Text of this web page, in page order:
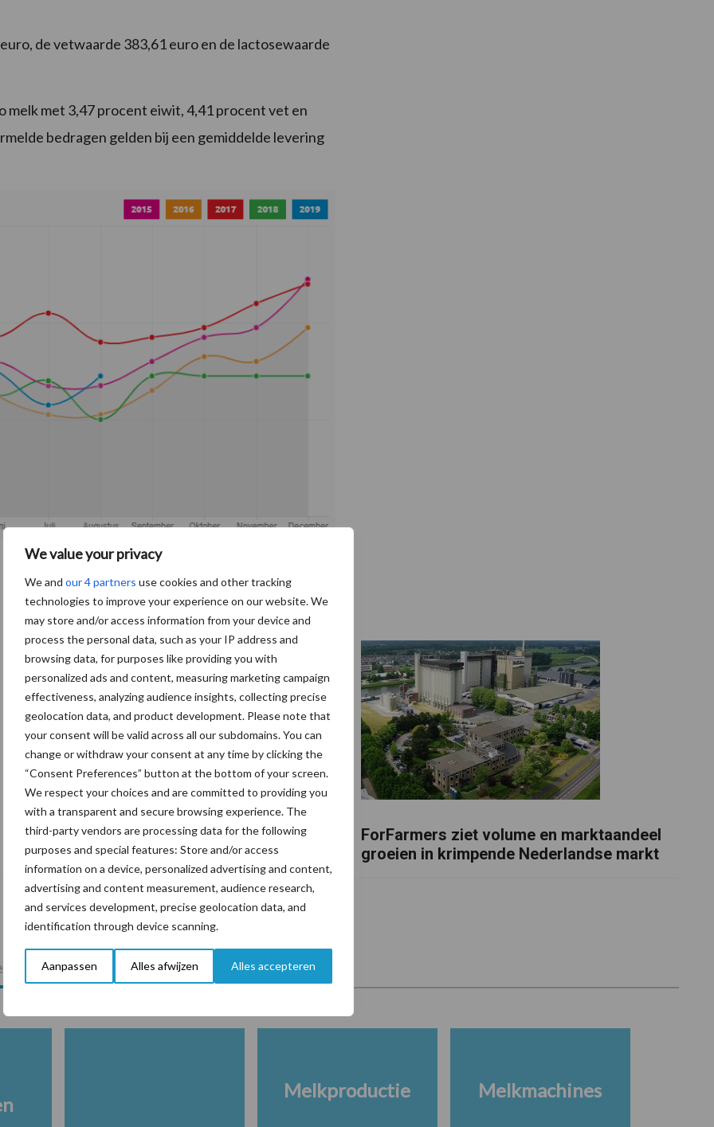
We value your privacy
We and our 4 partners use cookies and other tracking
technologies to improve your experience on our website. We
may store and/or access information from your device and
process the personal data, such as your IP address and
browsing data, for purposes like providing you with
personalized ads and content, measuring marketing campaign
effectiveness, analyzing audience insights, collecting precise
geolocation data, and product development. Please note that
your consent will be valid across all our subdomains. You can
change or withdraw your consent at any time by clicking the
“Consent Preferences” button at the bottom of your screen.
We respect your choices and are committed to providing you
with a transparent and secure browsing experience. The
third-party vendors are processing data for the following
purposes and special features: Store and/or access
information on a device, personalized advertising and content,
advertising and content measurement, audience research,
and services development, precise geolocation data, and
identification through device scanning.
Aanpassen Alles afwijzen Alles accepteren
de vetwaarde 383,61 euro en de lactosewaarde
melk met 3,47 procent eiwit, 4,41 procent vet en
bedragen gelden bij een gemiddelde levering
De speenhuid: een vaak onderschatte
risicofactor voor mastitis
ForFarmers ziet volume en marktaandeel
groeien in krimpende Nederlandse markt
Veevoer Wet en regelgeving
Melkproductie Melkmachines